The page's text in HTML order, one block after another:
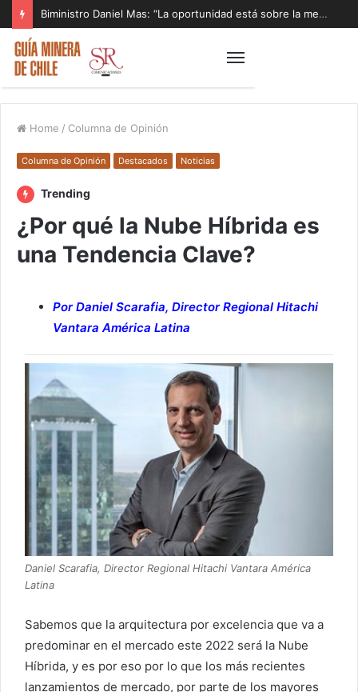
Biministro Daniel Mas: “La oportunidad está sobre la mesa y tenemos que aprovecharla”
Home / Columna de Opinión
Columna de Opinión Destacados Noticias
Trending
¿Por qué la Nube Híbrida es
una Tendencia Clave?
Por Daniel Scarafia, Director Regional Hitachi
Vantara América Latina
Daniel Scarafia, Director Regional Hitachi Vantara América
Latina
Sabemos que la arquitectura por excelencia que va a
predominar en el mercado este 2022 será la Nube
Híbrida, y es por eso por lo que los más recientes
lanzamientos de mercado, por parte de los mayores